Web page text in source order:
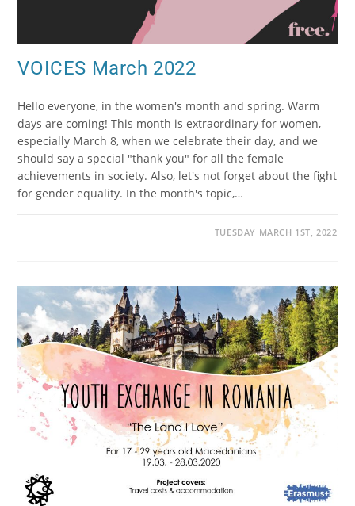
VOICES March 2022
Hello everyone, in the women's month and spring. Warm
days are coming! This month is extraordinary for women,
especially March 8, when we celebrate their day, and we
should say a special "thank you" for all the female
achievements in society. Also, let's not forget about the fight
for gender equality. In the month's topic,…
TUESDAY MARCH 1ST, 2022